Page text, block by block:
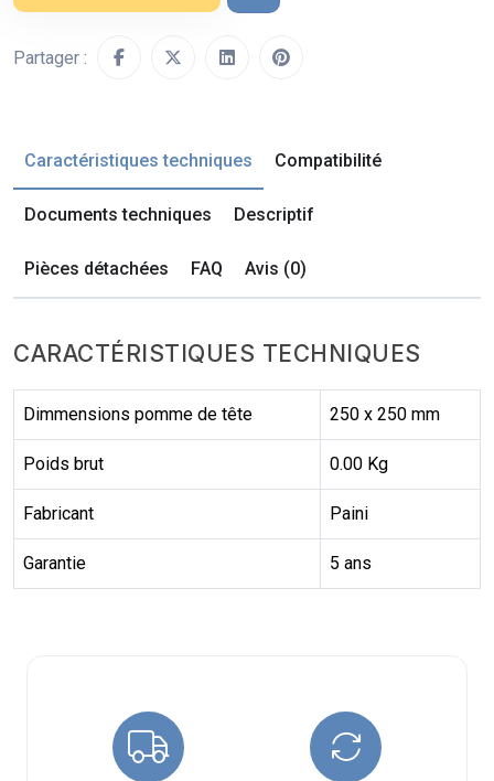
Partager :
Caractéristiques techniques Compatibilité
Documents techniques Descriptif
Pièces détachées FAQ Avis (0)
CARACTÉRISTIQUES TECHNIQUES
Dimmensions pomme de tête 250 x 250 mm
Poids brut 0.00 Kg
Fabricant Paini
Garantie 5 ans